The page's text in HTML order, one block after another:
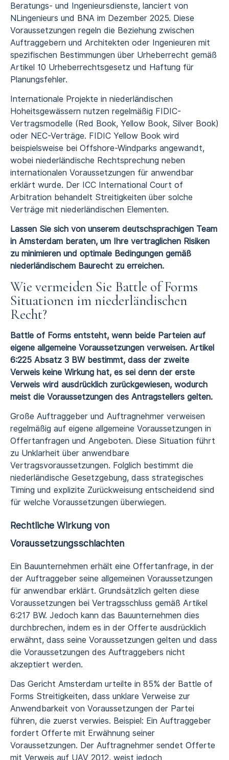
Beratungs- und Ingenieursdienste, lanciert von
NLingenieurs und BNA im Dezember 2025. Diese
Voraussetzungen regeln die Beziehung zwischen
Auftraggebern und Architekten oder Ingenieuren mit
spezifischen Bestimmungen über Urheberrecht gemäß
Artikel 10 Urheberrechtsgesetz und Haftung für
Planungsfehler.
Internationale Projekte in niederländischen
Hoheitsgewässern nutzen regelmäßig FIDIC-
Vertragsmodelle (Red Book, Yellow Book, Silver Book)
oder NEC-Verträge. FIDIC Yellow Book wird
beispielsweise bei Offshore-Windparks angewandt,
wobei niederländische Rechtsprechung neben
internationalen Voraussetzungen für anwendbar
erklärt wurde. Der ICC International Court of
Arbitration behandelt Streitigkeiten über solche
Verträge mit niederländischen Elementen.
Lassen Sie sich von unserem deutschsprachigen Team
in Amsterdam beraten, um Ihre vertraglichen Risiken
zu minimieren und optimale Bedingungen gemäß
niederländischem Baurecht zu erreichen.
Wie vermeiden Sie Battle of Forms
Situationen im niederländischen
Recht?
Battle of Forms entsteht, wenn beide Parteien auf
eigene allgemeine Voraussetzungen verweisen. Artikel
6:225 Absatz 3 BW bestimmt, dass der zweite
Verweis keine Wirkung hat, es sei denn der erste
Verweis wird ausdrücklich zurückgewiesen, wodurch
meist die Voraussetzungen des Antragstellers gelten.
Große Auftraggeber und Auftragnehmer verweisen
regelmäßig auf eigene allgemeine Voraussetzungen in
Offertanfragen und Angeboten. Diese Situation führt
zu Unklarheit über anwendbare
Vertragsvoraussetzungen. Folglich bestimmt die
niederländische Gesetzgebung, dass strategisches
Timing und explizite Zurückweisung entscheidend sind
für welche Voraussetzungen überwiegen.
Rechtliche Wirkung von
Voraussetzungsschlachten
Ein Bauunternehmen erhält eine Offertanfrage, in der
der Auftraggeber seine allgemeinen Voraussetzungen
für anwendbar erklärt. Grundsätzlich gelten diese
Voraussetzungen bei Vertragsschluss gemäß Artikel
6:217 BW. Jedoch kann das Bauunternehmen dies
durchbrechen, indem es in der Offerte ausdrücklich
erwähnt, dass seine Voraussetzungen gelten und dass
die Voraussetzungen des Auftraggebers nicht
akzeptiert werden.
Das Gericht Amsterdam urteilte in 85% der Battle of
Forms Streitigkeiten, dass unklare Verweise zur
Anwendbarkeit von Voraussetzungen der Partei
führen, die zuerst verwies. Beispiel: Ein Auftraggeber
fordert Offerte mit Erwähnung seiner
Voraussetzungen. Der Auftragnehmer sendet Offerte
mit Verweis auf UAV 2012, weist jedoch